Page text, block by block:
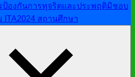
ป้องกันการทุจริตและประพฤติมิชอบ
ITA2024 สถานศึกษา